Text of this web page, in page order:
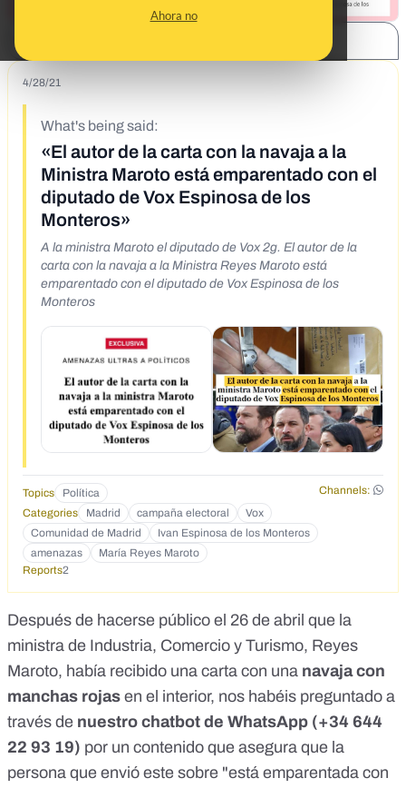
Ahora no
4/28/21
What's being said:
«El autor de la carta con la navaja a la
Ministra Maroto está emparentado con el
diputado de Vox Espinosa de los
Monteros»
A la ministra Maroto el diputado de Vox 2g. El autor de la
carta con la navaja a la Ministra Reyes Maroto está
emparentado con el diputado de Vox Espinosa de los
Monteros
Topics Política
Channels:
Categories
Madrid campaña electoral
Vox
Comunidad de Madrid
Ivan Espinosa de los Monteros
amenazas
María Reyes Maroto
Reports2
Después de hacerse público el 26 de abril que la
ministra de Industria, Comercio y Turismo, Reyes
Maroto, había recibido una carta con una navaja con
manchas rojas en el interior, nos habéis preguntado a
través de nuestro chatbot de WhatsApp (+34 644
22 93 19) por un contenido que asegura que la
persona que envió este sobre "está emparentada con